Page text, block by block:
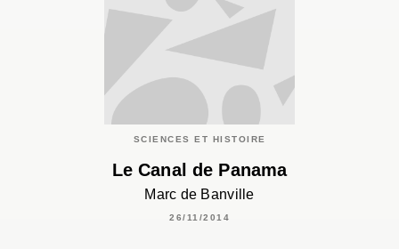
SCIENCES ET HISTOIRE
Le Canal de Panama
Marc de Banville
26/11/2014